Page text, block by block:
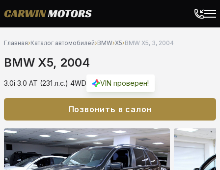
Главная›Каталог автомобилей›BMW›X5›BMW X5, 3, 2004
BMW X5, 2004
3.0i 3.0 AT (231 л.с.) 4WD VIN проверен!
Позвонить в салон